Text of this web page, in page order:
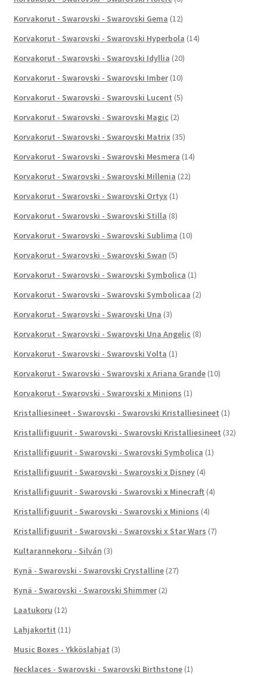
Korvakorut - Swarovski - Swarovski Gema (12)
Korvakorut - Swarovski - Swarovski Hyperbola (14)
Korvakorut - Swarovski - Swarovski Idyllia (20)
Korvakorut - Swarovski - Swarovski Imber (10)
Korvakorut - Swarovski - Swarovski Lucent (5)
Korvakorut - Swarovski - Swarovski Magic (2)
Korvakorut - Swarovski - Swarovski Matrix (35)
Korvakorut - Swarovski - Swarovski Mesmera (14)
Korvakorut - Swarovski - Swarovski Millenia (22)
Korvakorut - Swarovski - Swarovski Ortyx (1)
Korvakorut - Swarovski - Swarovski Stilla (8)
Korvakorut - Swarovski - Swarovski Sublima (10)
Korvakorut - Swarovski - Swarovski Swan (5)
Korvakorut - Swarovski - Swarovski Symbolica (1)
Korvakorut - Swarovski - Swarovski Symbolicaa (2)
Korvakorut - Swarovski - Swarovski Una (3)
Korvakorut - Swarovski - Swarovski Una Angelic (8)
Korvakorut - Swarovski - Swarovski Volta (1)
Korvakorut - Swarovski - Swarovski x Ariana Grande (10)
Korvakorut - Swarovski - Swarovski x Minions (1)
Kristalliesineet - Swarovski - Swarovski Kristalliesineet (1)
Kristallifiguurit - Swarovski - Swarovski Kristalliesineet (32)
Kristallifiguurit - Swarovski - Swarovski Symbolica (1)
Kristallifiguurit - Swarovski - Swarovski x Disney (4)
Kristallifiguurit - Swarovski - Swarovski x Minecraft (4)
Kristallifiguurit - Swarovski - Swarovski x Minions (4)
Kristallifiguurit - Swarovski - Swarovski x Star Wars (7)
Kultarannekoru - Silván (3)
Kynä - Swarovski - Swarovski Crystalline (27)
Kynä - Swarovski - Swarovski Shimmer (2)
Laatukoru (12)
Lahjakortit (11)
Music Boxes - Ykköslahjat (3)
Necklaces - Swarovski - Swarovski Birthstone (1)